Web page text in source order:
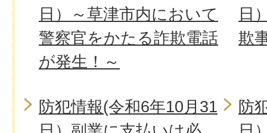
日）～草津市内において
警察官をかたる詐欺電話
が発生！～
日
欺
防犯情報(令和6年10月31
防